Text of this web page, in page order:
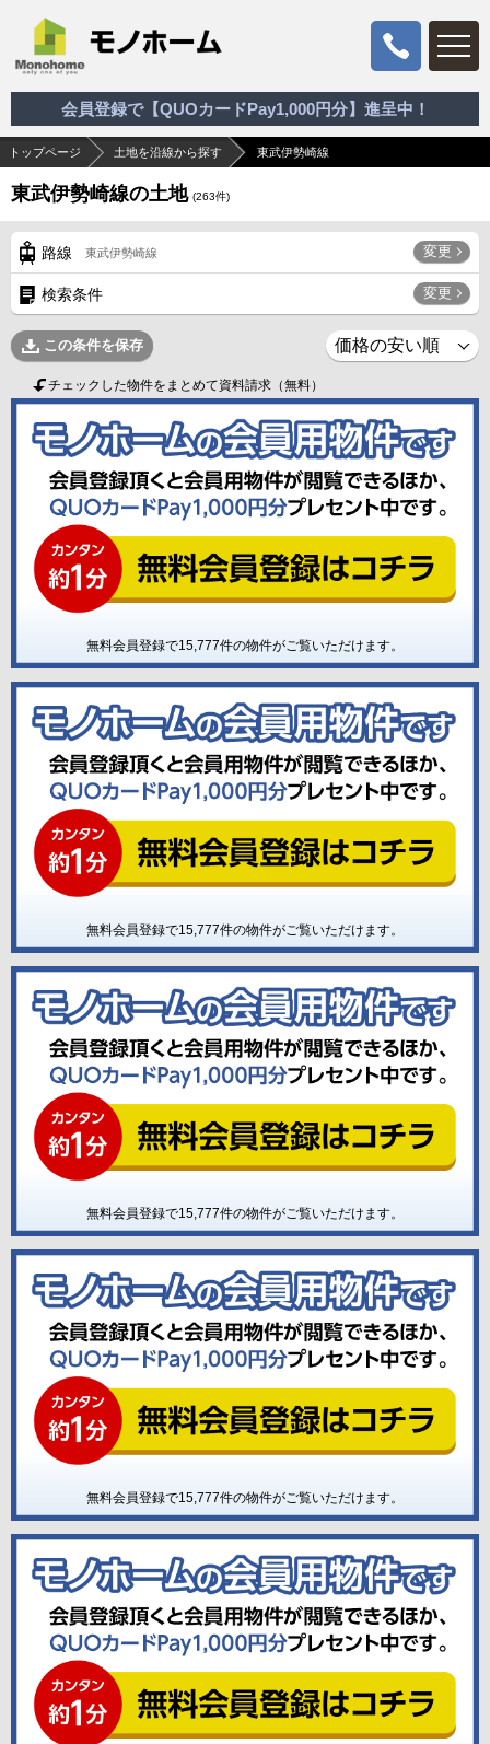
会員登録で【QUOカードPay1,000円分】進呈中！
トップページ 土地を沿線から探す 東武伊勢崎線
東武伊勢崎線の土地 (263件)
路線 東武伊勢崎線 変更
検索条件 変更
この条件を保存
チェックした物件をまとめて資料請求（無料）
無料会員登録で15,777件の物件がご覧いただけます。
無料会員登録で15,777件の物件がご覧いただけます。
無料会員登録で15,777件の物件がご覧いただけます。
無料会員登録で15,777件の物件がご覧いただけます。